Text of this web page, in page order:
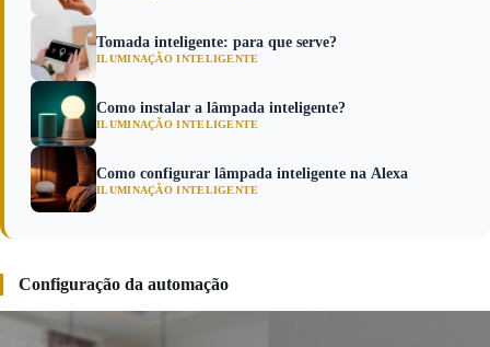
Tomada inteligente: para que serve?
ILUMINAÇÃO INTELIGENTE
Como instalar a lâmpada inteligente?
ILUMINAÇÃO INTELIGENTE
Como configurar lâmpada inteligente na Alexa
ILUMINAÇÃO INTELIGENTE
Configuração da automação